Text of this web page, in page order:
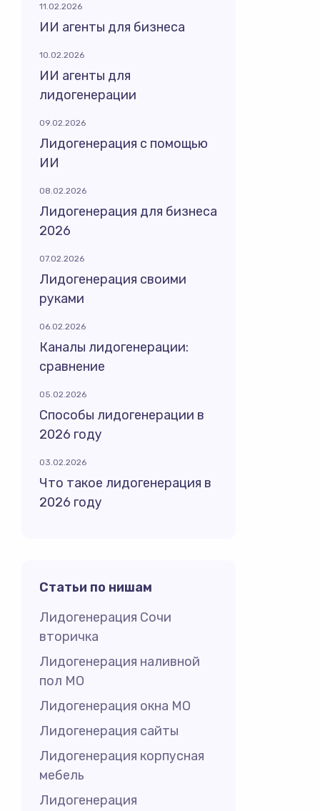
11.02.2026
ИИ агенты для бизнеса
10.02.2026
ИИ агенты для
лидогенерации
09.02.2026
Лидогенерация с помощью
ИИ
08.02.2026
Лидогенерация для бизнеса
2026
07.02.2026
Лидогенерация своими
руками
06.02.2026
Каналы лидогенерации:
сравнение
05.02.2026
Способы лидогенерации в
2026 году
03.02.2026
Что такое лидогенерация в
2026 году
Статьи по нишам
Лидогенерация Сочи
вторичка
Лидогенерация наливной
пол МО
Лидогенерация окна МО
Лидогенерация сайты
Лидогенерация корпусная
мебель
Лидогенерация